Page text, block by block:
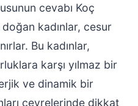
cevabı Koç
kadınlar, cesur
Bu kadınlar,
karşı yılmaz bir
ve dinamik bir
çevrelerinde dikkat